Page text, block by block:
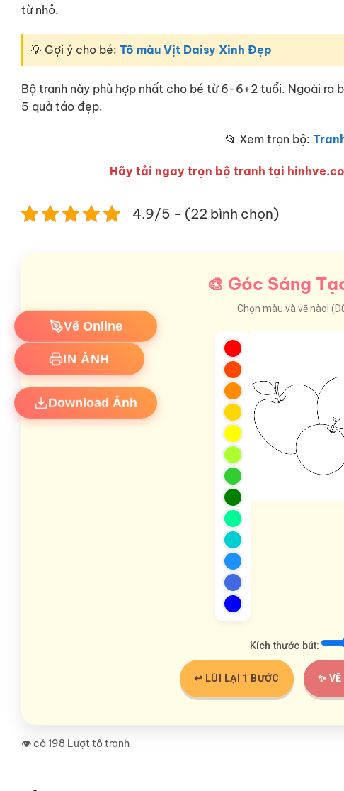
từ nhỏ.
💡 Gợi ý cho bé: Tô màu Vịt Daisy Xinh Đẹp
Bộ tranh này phù hợp nhất cho bé từ 6-6+2 tuổi. Ngoài
5 quả táo đẹp.
📂 Xem trọn bộ:
Hãy tải ngay trọn bộ tranh tại
4.9/5 - (22 bình chọn)
🎨 Góc Sáng
Chọn màu và vẽ nào!
Kích thước bút:
↩️ LÙI LẠI 1 BƯỚC ✨
👁️ có 198 Lượt tô tranh
Vẽ Online
IN ẢNH
Download Ảnh